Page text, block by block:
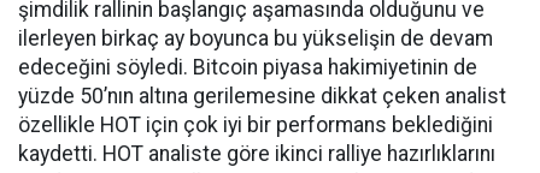
şimdilik rallinin başlangıç aşamasında olduğunu ve
ilerleyen birkaç ay boyunca bu yükselişin de devam
edeceğini söyledi. Bitcoin piyasa hakimiyetinin de
yüzde 50’nın altına gerilemesine dikkat çeken analist
özellikle HOT için çok iyi bir performans beklediğini
kaydetti. HOT analiste göre ikinci ralliye hazırlıklarını